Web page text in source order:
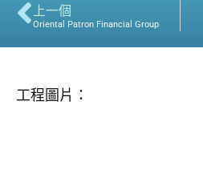
上一個
Oriental Patron Financial Group
工程圖片：